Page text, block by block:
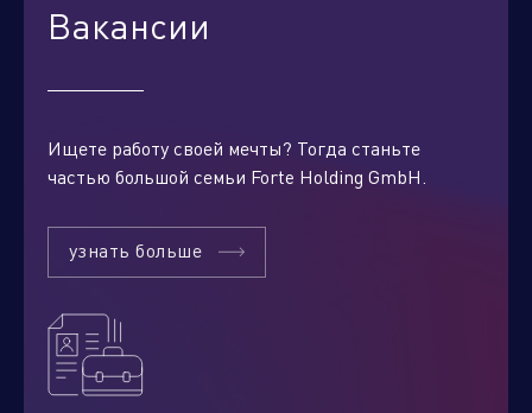
Вакансии
Ищете работу своей мечты? Тогда станьте
частью большой семьи Forte Holding GmbH.
узнать больше